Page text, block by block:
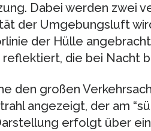
Dabei werden zwei
der Umgebungsluft
der Hülle
die bei Nacht
den großen
angezeigt, der am
erfolgt über